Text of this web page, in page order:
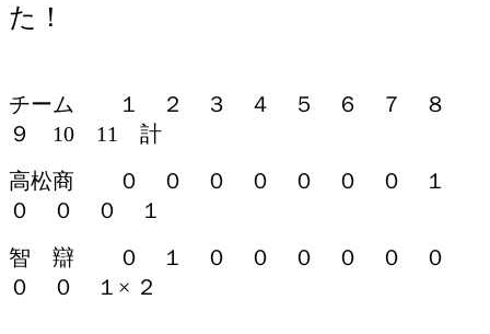
た！
チーム １ ２ ３ ４ ５ ６ ７ ８
９ 10 11 計
高松商 ０ ０ ０ ０ ０ ０ ０ １
０ ０ ０ １
智 辯 ０ １ ０ ０ ０ ０ ０ ０
０ ０ １× ２